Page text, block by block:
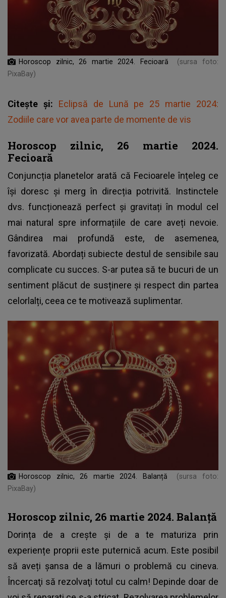
Horoscop zilnic, 26 martie 2024. Fecioară
(sursa foto:
PixaBay)
Citește și: Eclipsă de Lună pe 25 martie 2024:
Zodiile care vor avea parte de momente de vis
Horoscop zilnic, 26 martie 2024.
Fecioară
Conjuncția planetelor arată că Fecioarele înțeleg ce
își doresc și merg în direcția potrivită. Instinctele
dvs. funcționează perfect și gravitați în modul cel
mai natural spre informațiile de care aveți nevoie.
Gândirea mai profundă este, de asemenea,
favorizată. Abordați subiecte destul de sensibile sau
complicate cu succes. S-ar putea să te bucuri de un
sentiment plăcut de susținere și respect din partea
celorlalți, ceea ce te motivează suplimentar.
Horoscop zilnic, 26 martie 2024. Balanță
(sursa foto:
PixaBay)
Horoscop zilnic, 26 martie 2024. Balanță
Dorința de a crește și de a te maturiza prin
experiențe proprii este puternică acum. Este posibil
să aveți șansa de a lămuri o problemă cu cineva.
Încercaţi să rezolvaţi totul cu calm! Depinde doar de